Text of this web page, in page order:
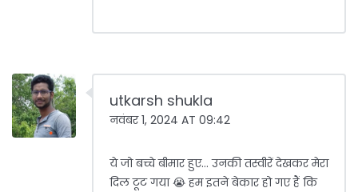
utkarsh shukla
नवंबर 1, 2024 AT 09:42
ये जो बच्चे बीमार हुए... उनकी तस्वीरें देखकर मेरा
दिल टूट गया 😭 हम इतने बेकार हो गए हैं कि